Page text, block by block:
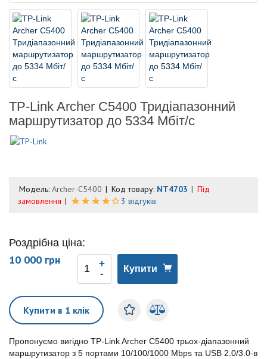
TP-Link Archer C5400 Тридіапазонний
маршрутизатор до 5334 Мбіт/с
Модель: Archer-C5400 Код товару: NT4703
Під
замовлення
3 відгуків
Роздрібна ціна:
10 000 грн
Купити
Купити в 1 клік
Пропонуємо вигідно TP-Link Archer C5400 трьох-діапазонний
маршрутизатор з 5 портами 10/100/1000 Mbps та USB 2.0/3.0-в